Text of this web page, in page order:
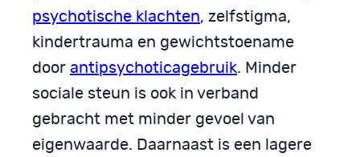
psychotische klachten, zelfstigma,
kindertrauma en gewichtstoename
door antipsychoticagebruik. Minder
sociale steun is ook in verband
gebracht met minder gevoel van
eigenwaarde. Daarnaast is een lagere